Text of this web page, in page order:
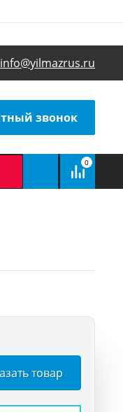
info@yilmazrus.ru
звонок
0
товар